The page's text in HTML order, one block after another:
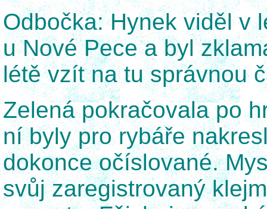
Odbočka: Hynek viděl v
u Nové Pece a byl
létě vzít na tu správnou
Zelená pokračovala po
ní byly pro rybáře
dokonce očíslované.
svůj zaregistrovaný